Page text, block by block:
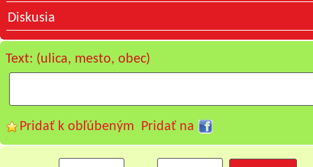
Diskusia
Text: (ulica, mesto, obec)
Pridať k obľúbeným Pridať na